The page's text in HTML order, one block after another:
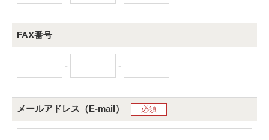
FAX番号
- -
メールアドレス（E-mail） 必須